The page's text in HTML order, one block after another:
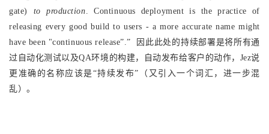
gate)
to production. Continuous deployment is the practice of
releasing every good build to users - a more accurate name might
have been "continuous release”.” 因此此处的持续部署是将所有通
过自动化测试以及QA环境的构建，自动发布给客户的动作，Jez说
更准确的名称应该是“持续发布”（又引入一个词汇，进一步混
乱）。